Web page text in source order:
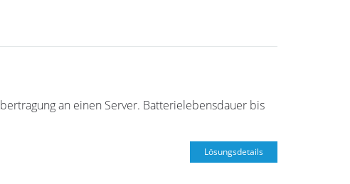
an einen Server. Batterielebensdauer bis
Lösungsdetails